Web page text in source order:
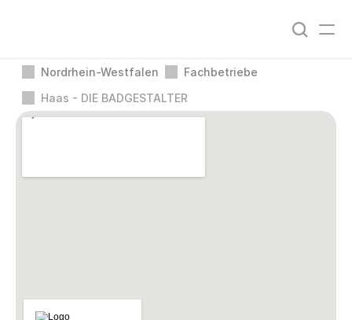
Nordrhein-Westfalen
Fachbetriebe
Haas - DIE BADGESTALTER